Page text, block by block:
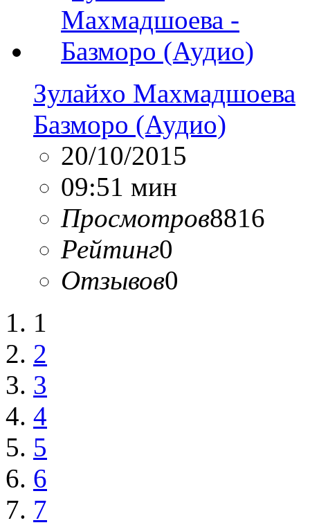
Зулайхо Махмадшоева
Базморо (Аудио)
20/10/2015
09:51 мин
Просмотров8816
Рейтинг0
Отзывов0
1
2
3
4
5
6
7